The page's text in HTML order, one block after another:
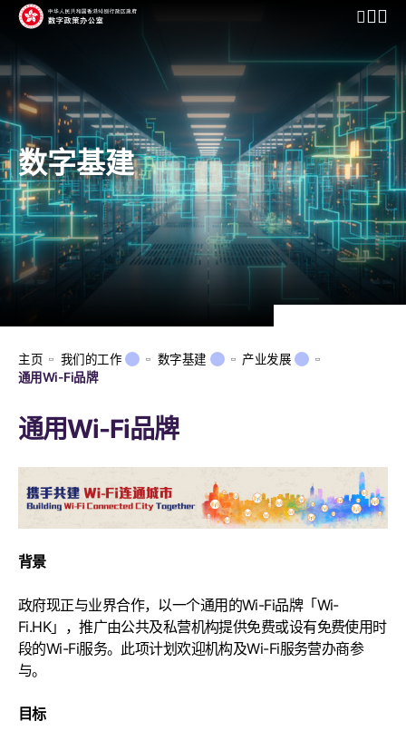
开启行
数字基建
主页 我们的工作 数字基建
产业发展
通用Wi-Fi品牌
通用Wi-Fi品牌
背景
政府现正与业界合作，以一个通用的Wi-Fi品牌「Wi-
Fi.HK」，推广由公共及私营机构提供免费或设有免费使用时
段的Wi-Fi服务。此项计划欢迎机构及Wi-Fi服务营办商参
与。
目标